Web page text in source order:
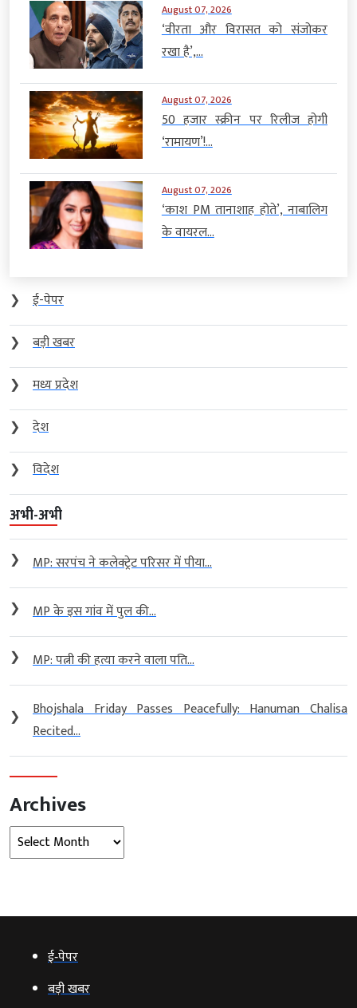
August 07, 2026
‘वीरता और विरासत को संजोकर
रखा है’,...
August 07, 2026
50 हजार स्क्रीन पर रिलीज होगी
‘रामायण’!...
August 07, 2026
‘काश PM तानाशाह होते’, नाबालिग
के वायरल...
❯
ई-पेपर
❯
बड़ी खबर
❯
मध्य प्रदेश
❯
देश
❯
विदेश
अभी-अभी
❯ MP: सरपंच ने कलेक्ट्रेट परिसर में पीया...
❯ MP के इस गांव में पुल की...
❯ MP: पत्नी की हत्या करने वाला पति...
❯
Bhojshala Friday Passes Peacefully: Hanuman Chalisa
Recited...
Archives
Archives
ई‑पेपर
बड़ी खबर